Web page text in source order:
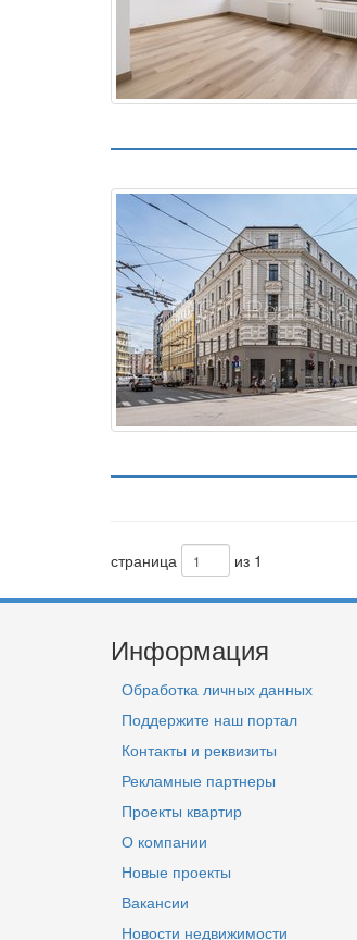
страница из 1
Информация
Обработка личных данных
Поддержите наш портал
Контакты и реквизиты
Рекламные партнеры
Проекты квартир
О компании
Новые проекты
Вакансии
Новости недвижимости